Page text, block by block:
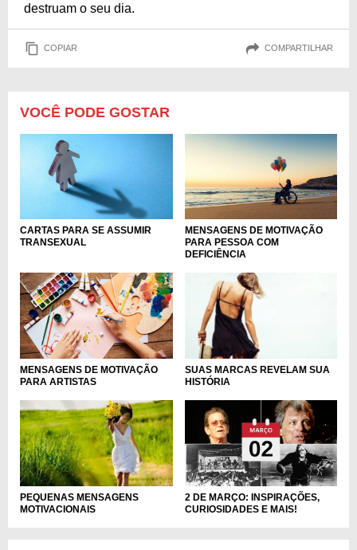
destruam o seu dia.
COPIAR COMPARTILHAR
VOCÊ PODE GOSTAR
CARTAS PARA SE ASSUMIR
TRANSEXUAL
MENSAGENS DE MOTIVAÇÃO
PARA PESSOA COM
DEFICIÊNCIA
MENSAGENS DE MOTIVAÇÃO
PARA ARTISTAS
SUAS MARCAS REVELAM SUA
HISTÓRIA
PEQUENAS MENSAGENS
MOTIVACIONAIS
2 DE MARÇO: INSPIRAÇÕES,
CURIOSIDADES E MAIS!